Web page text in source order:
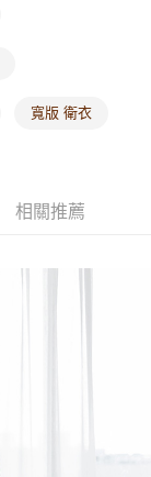
寬版 衛衣
相關推薦